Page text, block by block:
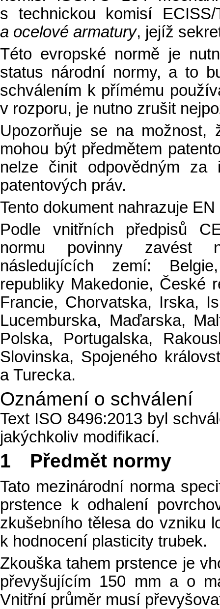
s technickou komisí
a ocelové armatury, jejíž
Této evropské normě je
status národní normy, a to
schválením k přímému
v rozporu, je nutno zrušit
Upozorňuje se na možnost,
mohou být předmětem
nelze činit odpovědným za
patentových práv.
Tento dokument nahrazuje
Podle vnitřních předpisů
normu povinny zavést
následujících zemí:
republiky Makedonie, České
Francie, Chorvatska, Irska,
Lucemburska, Maďarska,
Polska, Portugalska,
Slovinska, Spojeného
a Turecka.
Oznámení o schválení
Text ISO 8496:2013 byl
jakýchkoliv modifikací.
1 Předmět normy
Tato mezinárodní norma
prstence k odhalení
zkušebního tělesa do vzniku
k hodnocení plasticity trubek.
Zkouška tahem prstence je
převyšujícím 150 mm a o
Vnitřní průměr musí